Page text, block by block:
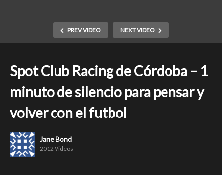
PREV VIDEO NEXT VIDEO
Spot Club Racing de Córdoba – 1
minuto de silencio para pensar y
volver con el futbol
Jane Bond
2012 Videos